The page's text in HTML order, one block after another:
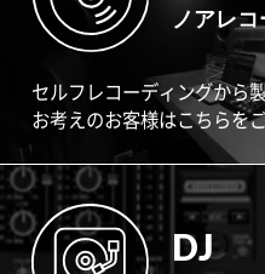
ノアレ
セルフレコーディングから
お考えのお客様はこちらを
DJ